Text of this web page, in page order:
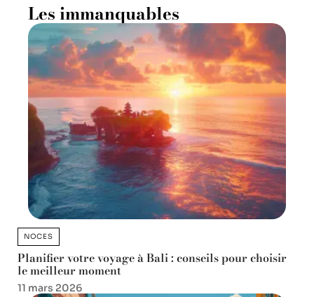
Les immanquables
NOCES
Planifier votre voyage à Bali : conseils pour choisir
le meilleur moment
11 mars 2026